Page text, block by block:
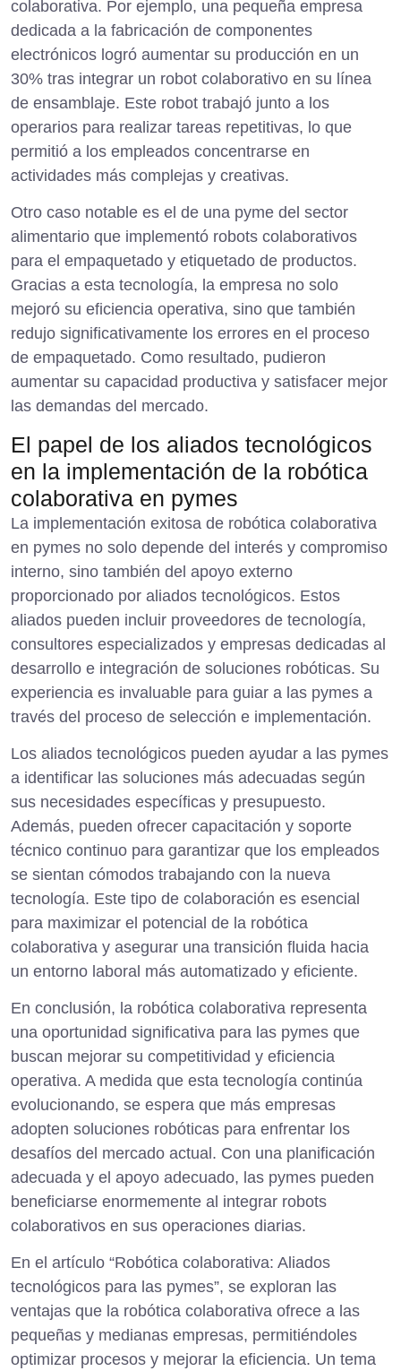
colaborativa. Por ejemplo, una pequeña empresa
dedicada a la fabricación de componentes
electrónicos logró aumentar su producción en un
30% tras integrar un robot colaborativo en su línea
de ensamblaje. Este robot trabajó junto a los
operarios para realizar tareas repetitivas, lo que
permitió a los empleados concentrarse en
actividades más complejas y creativas.
Otro caso notable es el de una pyme del sector
alimentario que implementó robots colaborativos
para el empaquetado y etiquetado de productos.
Gracias a esta tecnología, la empresa no solo
mejoró su eficiencia operativa, sino que también
redujo significativamente los errores en el proceso
de empaquetado. Como resultado, pudieron
aumentar su capacidad productiva y satisfacer mejor
las demandas del mercado.
El papel de los aliados tecnológicos
en la implementación de la robótica
colaborativa en pymes
La implementación exitosa de robótica colaborativa
en pymes no solo depende del interés y compromiso
interno, sino también del apoyo externo
proporcionado por aliados tecnológicos. Estos
aliados pueden incluir proveedores de tecnología,
consultores especializados y empresas dedicadas al
desarrollo e integración de soluciones robóticas. Su
experiencia es invaluable para guiar a las pymes a
través del proceso de selección e implementación.
Los aliados tecnológicos pueden ayudar a las pymes
a identificar las soluciones más adecuadas según
sus necesidades específicas y presupuesto.
Además, pueden ofrecer capacitación y soporte
técnico continuo para garantizar que los empleados
se sientan cómodos trabajando con la nueva
tecnología. Este tipo de colaboración es esencial
para maximizar el potencial de la robótica
colaborativa y asegurar una transición fluida hacia
un entorno laboral más automatizado y eficiente.
En conclusión, la robótica colaborativa representa
una oportunidad significativa para las pymes que
buscan mejorar su competitividad y eficiencia
operativa. A medida que esta tecnología continúa
evolucionando, se espera que más empresas
adopten soluciones robóticas para enfrentar los
desafíos del mercado actual. Con una planificación
adecuada y el apoyo adecuado, las pymes pueden
beneficiarse enormemente al integrar robots
colaborativos en sus operaciones diarias.
En el artículo “Robótica colaborativa: Aliados
tecnológicos para las pymes”, se exploran las
ventajas que la robótica colaborativa ofrece a las
pequeñas y medianas empresas, permitiéndoles
optimizar procesos y mejorar la eficiencia. Un tema